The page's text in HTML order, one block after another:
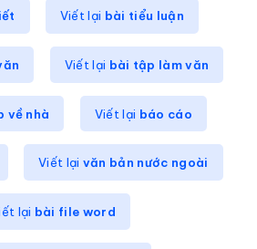
Viết lại bài tiểu luận
Viết lại bài tập làm văn
về nhà Viết lại báo cáo
Viết lại văn bản nước ngoài
lại bài file word